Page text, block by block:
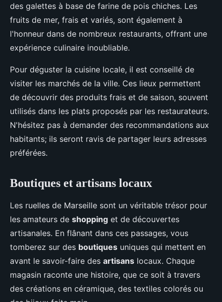
des galettes à base de farine de pois chiches. Les
fruits de mer, frais et variés, sont également à
l'honneur dans de nombreux restaurants, offrant une
expérience culinaire inoubliable.
Pour déguster la cuisine locale, il est conseillé de
visiter les marchés de la ville. Ces lieux permettent
de découvrir des produits frais et de saison, souvent
utilisés dans les plats proposés par les restaurateurs.
N'hésitez pas à demander des recommandations aux
habitants; ils seront ravis de partager leurs adresses
préférées.
Boutiques et artisans locaux
Les ruelles de Marseille sont un véritable trésor pour
les amateurs de shopping et de découvertes
artisanales. En flânant dans ces passages, vous
tomberez sur des boutiques uniques qui mettent en
avant le savoir-faire des artisans locaux. Chaque
magasin raconte une histoire, que ce soit à travers
des créations en céramique, des textiles colorés ou